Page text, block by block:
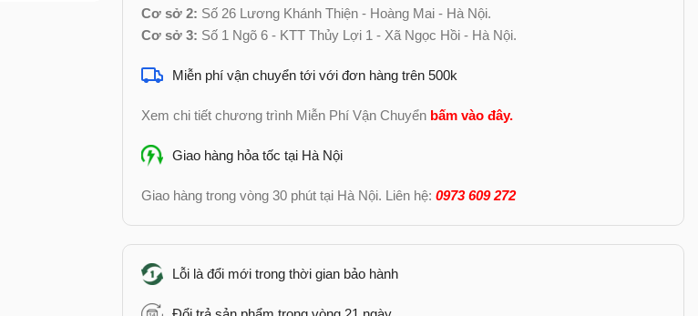
Cơ sở 2: Số 26 Lương Khánh Thiện - Hoàng Mai - Hà Nội.
Cơ sở 3: Số 1 Ngõ 6 - KTT Thủy Lợi 1 - Xã Ngọc Hồi - Hà Nội.
Miễn phí vận chuyển tới với đơn hàng trên 500k
Xem chi tiết chương trình Miễn Phí Vận Chuyển bấm vào đây.
Giao hàng hỏa tốc tại Hà Nội
Giao hàng trong vòng 30 phút tại Hà Nội. Liên hệ: 0973 609 272
Lỗi là đổi mới trong thời gian bảo hành